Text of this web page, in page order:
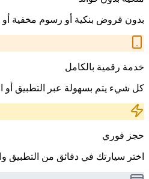
بدون قروض بنكية أو رسوم مخفية
خدمة رقمية بالكامل
كل شيء يتم بسهولة عبر التطبيق أو
حجز فوري
اختر سيارتك في دقائق من التطبيق